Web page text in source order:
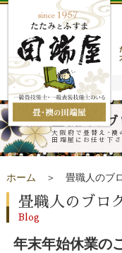
畳職人のブ
大阪府で畳替え･襖
田端屋にお任せ下さ
ホーム ＞ 畳職人のブ
畳職人のブロ
Blog
年末年始休業の